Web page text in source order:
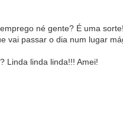
né gente? É uma
vai passar o dia num lugar
Linda linda linda!!! Amei!